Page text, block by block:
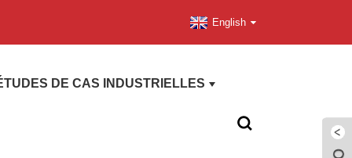
English
DE CAS INDUSTRIELLES